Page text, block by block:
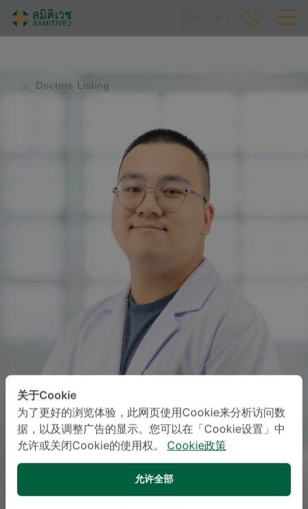
ZH
Doctors Listing
关于Cookie
为了更好的浏览体验，此网页使用Cookie来分析访问数
据，以及调整广告的显示。您可以在「Cookie设置」中
允许或关闭Cookie的使用权。
Cookie政策
允许全部